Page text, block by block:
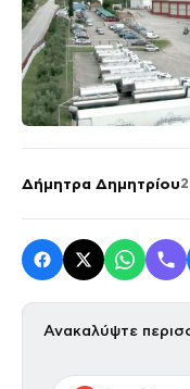
Δήμητρα Δημητρίου
Ανακαλύψτε